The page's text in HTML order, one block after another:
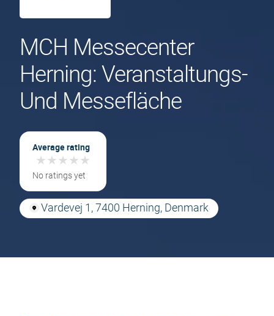
MCH Messecenter
Herning: Veranstaltungs-
Und Messefläche
Average rating
★★★★★
★★★★★
No ratings yet
Vardevej 1, 7400 Herning, Denmark